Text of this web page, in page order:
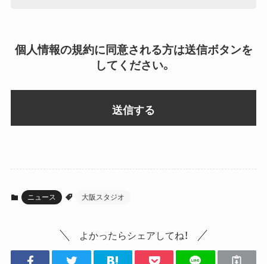
個人情報の規約に同意される方は送信ボタンを
してください。
ニュース 大阪スタジオ
よかったらシェアしてね！